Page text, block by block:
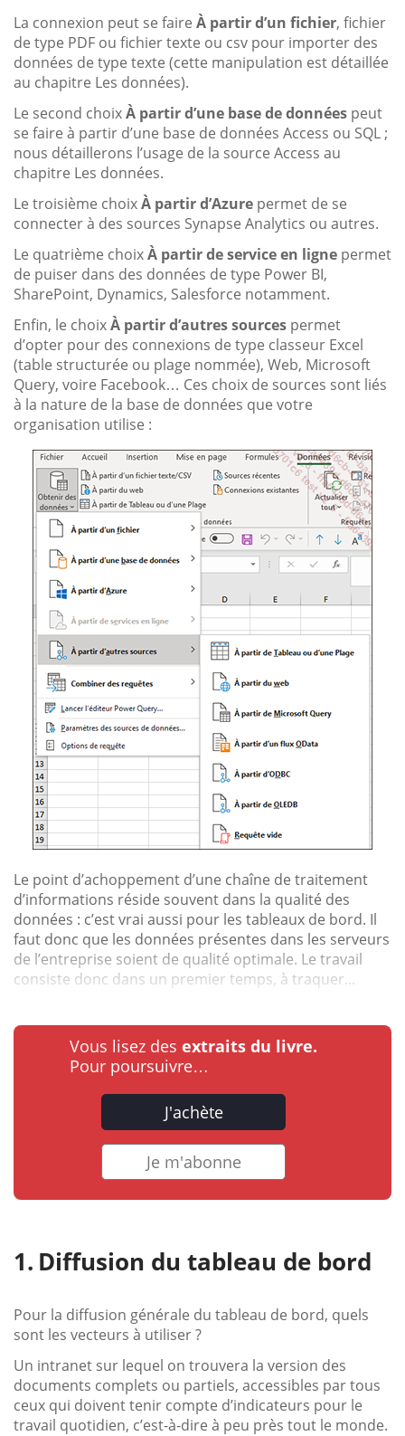
La connexion peut se faire À partir d’un fichier, fichier
de type PDF ou fichier texte ou csv pour importer des
données de type texte (cette manipulation est détaillée
au chapitre Les données).
Le second choixÀ partir d’une base de données peut
se faire à partir d’une base de données Access ou SQL ;
nous détaillerons l’usage de la source Access au
chapitre Les données.
Le troisième choixÀ partir d’Azure permet de se
connecter à des sources Synapse Analytics ou autres.
Le quatrième choixÀ partir de service en ligne permet
de puiser dans des données de type Power BI,
SharePoint, Dynamics, Salesforce notamment.
Enfin, le choixÀ partir d’autres sources permet
d’opter pour des connexions de type classeur Excel
(table structurée ou plage nommée), Web, Microsoft
Query, voire Facebook… Ces choix de sources sont liés
à la nature de la base de données que votre
organisation utilise :
Le point d’achoppement d’une chaîne de traitement
d’informations réside souvent dans la qualité des
données : c’est vrai aussi pour les tableaux de bord. Il
faut donc que les données présentes dans les serveurs
de l’entreprise soient de qualité optimale. Le travail
consiste donc dans un premier temps, à traquer...
Vous lisez des extraits du livre.
Pour poursuivre…
J'achète
Je m'abonne
Diffusion du tableau de bord
Pour la diffusion générale du tableau de bord, quels
sont les vecteurs à utiliser ?
Un intranet sur lequel on trouvera la version des
documents complets ou partiels, accessibles par tous
ceux qui doivent tenir compte d’indicateurs pour le
travail quotidien, c’est-à-dire à peu près tout le monde.